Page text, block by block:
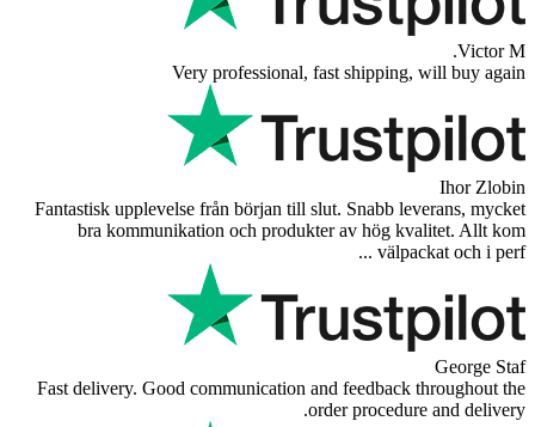
Very good experience shopping at
and the order was well
Very